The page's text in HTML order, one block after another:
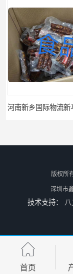
版权所
深圳市
技术支持： 八
首页